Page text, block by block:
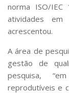
Aplicativos
Jornal da
Defesa de
norma ISO/
atividades em
acrescentou.
A área de
gestão de
pesquisa,
reprodutíveis e